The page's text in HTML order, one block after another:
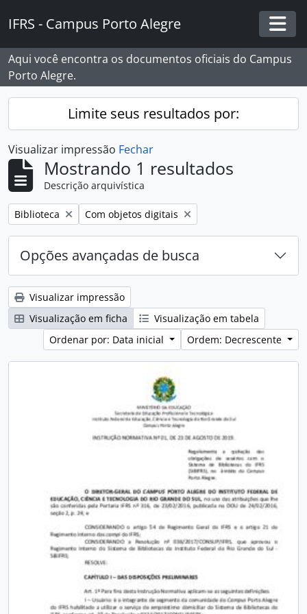
IFRS - Campus Porto Alegre
Aqui você encontra os documentos oficiais do Campus
Porto Alegre.
Limite seus resultados por:
Visualizar impressão Fechar
Mostrando 1 resultados
Descrição arquivística
Remover filtro:
Biblioteca Remover filtro:
Com objetos digitais
Opções avançadas de busca
Visualizar impressão
Visualização em ficha
Visualização em tabela
Ordenar por: Data inicial
Ordem: Decrescente